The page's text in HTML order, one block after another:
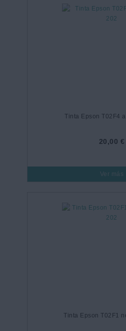
Tinta Epson T02F4
20,00 €
Ver más
Tinta Epson T02F1